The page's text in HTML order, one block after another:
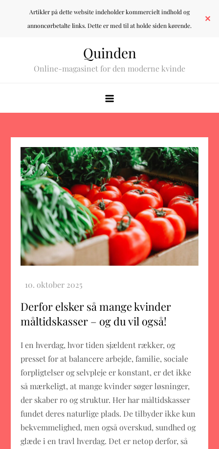
Artikler på dette website indeholder kommercielt indhold og
annoncørbetalte links. Dette er med til at holde siden kørende.
✕
Quinden
Online-magasinet for den moderne kvinde
Derfor elsker så mange kvinder
måltidskasser – og du vil også!
I en hverdag, hvor tiden sjældent rækker, og
presset for at balancere arbejde, familie, sociale
forpligtelser og selvpleje er konstant, er det ikke
så mærkeligt, at mange kvinder søger løsninger,
der skaber ro og struktur. Her har måltidskasser
fundet deres naturlige plads. De tilbyder ikke kun
bekvemmelighed, men også overskud, sundhed og
glæde i en travl hverdag. Det er netop derfor, så